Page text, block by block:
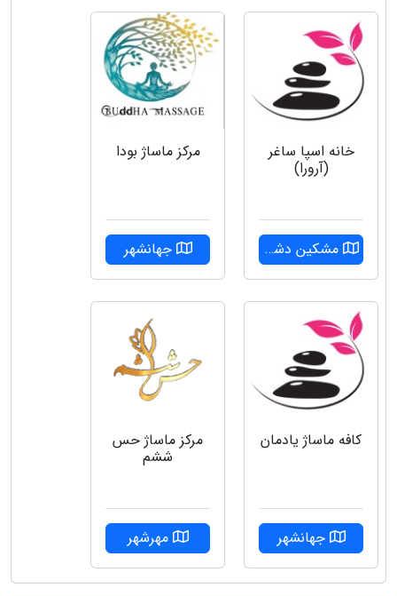
خانه اسپا ساغر
(آرورا)
مشکین دشت
مرکز ماساژ بودا
جهانشهر
کافه ماساژ یادمان
جهانشهر
مرکز ماساژ حس
ششم
مهرشهر